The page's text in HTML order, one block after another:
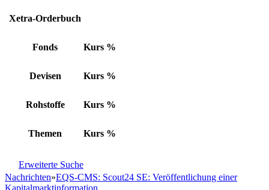
Xetra-Orderbuch
Fonds Kurs %
Devisen Kurs %
Rohstoffe Kurs %
Themen Kurs %
Erweiterte Suche
Nachrichten»EQS-CMS: Scout24 SE: Veröffentlichung einer
Kapitalmarktinformation